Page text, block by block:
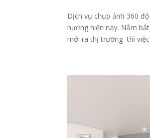
Dịch vụ chụp ảnh 360
hướng hiện nay. Nắm
mới ra thị trường thì việc